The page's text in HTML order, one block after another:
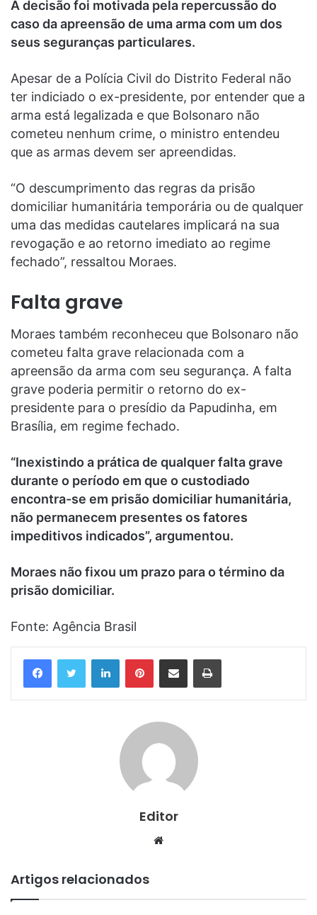
A decisão foi motivada pela repercussão do
caso da apreensão de uma arma com um dos
seus seguranças particulares.
Apesar de a Polícia Civil do Distrito Federal não
ter indiciado o ex-presidente, por entender que a
arma está legalizada e que Bolsonaro não
cometeu nenhum crime, o ministro entendeu
que as armas devem ser apreendidas.
“O descumprimento das regras da prisão
domiciliar humanitária temporária ou de qualquer
uma das medidas cautelares implicará na sua
revogação e ao retorno imediato ao regime
fechado”, ressaltou Moraes.
Falta grave
Moraes também reconheceu que Bolsonaro não
cometeu falta grave relacionada com a
apreensão da arma com seu segurança. A falta
grave poderia permitir o retorno do ex-
presidente para o presídio da Papudinha, em
Brasília, em regime fechado.
“Inexistindo a prática de qualquer falta grave
durante o período em que o custodiado
encontra-se em prisão domiciliar humanitária,
não permanecem presentes os fatores
impeditivos indicados”, argumentou.
Moraes não fixou um prazo para o término da
prisão domiciliar.
Fonte: Agência Brasil
LinkedinPinterestCompartilhar via e-mail Imprimir
Editor
Website
Artigos relacionados